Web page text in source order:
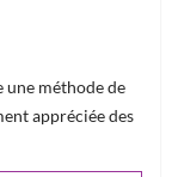
une méthode de
appréciée des